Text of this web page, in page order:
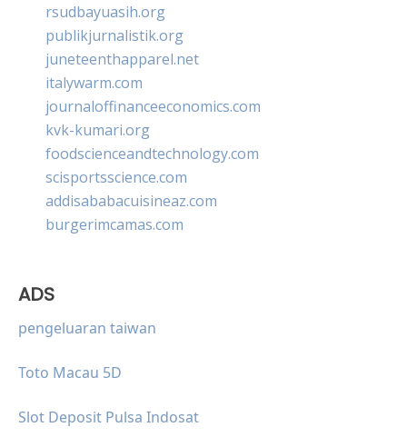
rsudbayuasih.org
publikjurnalistik.org
juneteenthapparel.net
italywarm.com
journaloffinanceeconomics.com
kvk-kumari.org
foodscienceandtechnology.com
scisportsscience.com
addisababacuisineaz.com
burgerimcamas.com
ADS
pengeluaran taiwan
Toto Macau 5D
Slot Deposit Pulsa Indosat